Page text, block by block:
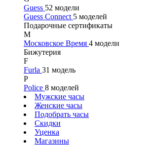
Guess 52 модели
Guess Connect 5 моделей
Подарочные сертификаты
М
Московское Время 4 модели
Бижутерия
F
Furla 31 модель
P
Police 8 моделей
Мужские часы
Женские часы
Подобрать часы
Скидки
Уценка
Магазины